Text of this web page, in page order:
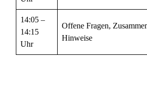
14:05 –
14:15
Uhr
Offene Fragen,
Hinweise